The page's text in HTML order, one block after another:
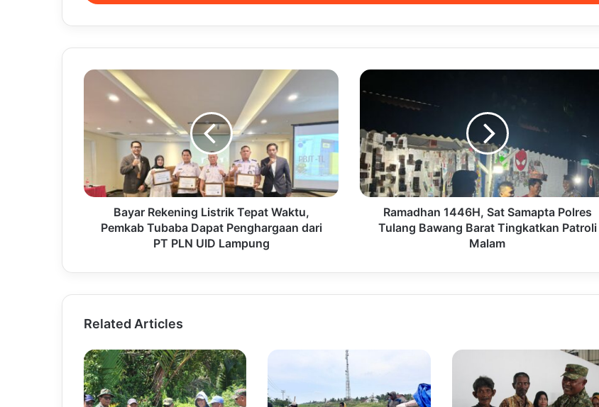
Bayar Rekening Listrik Tepat Waktu,
Pemkab Tubaba Dapat Penghargaan dari
PT PLN UID Lampung
Ramadhan 1446H, Sat Samapta Polres
Tulang Bawang Barat Tingkatkan Patroli
Malam
Related Articles